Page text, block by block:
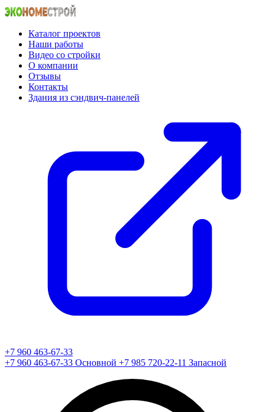
Каталог проектов
Наши работы
Видео со стройки
О компании
Отзывы
Контакты
Здания из сэндвич-панелей
+7 960 463-67-33
+7 960 463-67-33 Основной +7 985 720-22-11 Запасной